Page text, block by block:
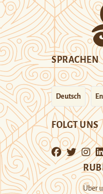
SPRACHEN
Deutsch
FOLGT UNS
Über